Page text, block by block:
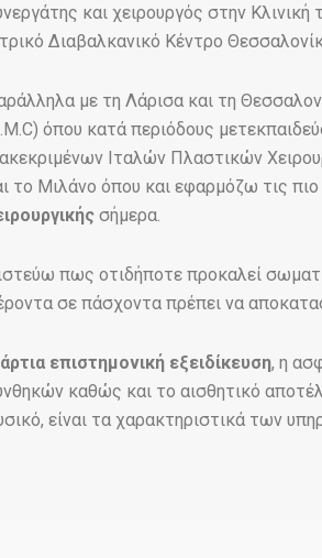
και χειρουργός στην Κλινική
Διαβαλκανικό Κέντρο
με τη Λάρισα και τη
όπου κατά περιόδους
Ιταλών Πλαστικών
το Μιλάνο όπου και εφαρμόζω τις
σήμερα.
πως οτιδήποτε προκαλεί
σε πάσχοντα πρέπει να
άρτια επιστημονική εξειδίκευση, η
καθώς και το αισθητικό
είναι τα χαρακτηριστικά των